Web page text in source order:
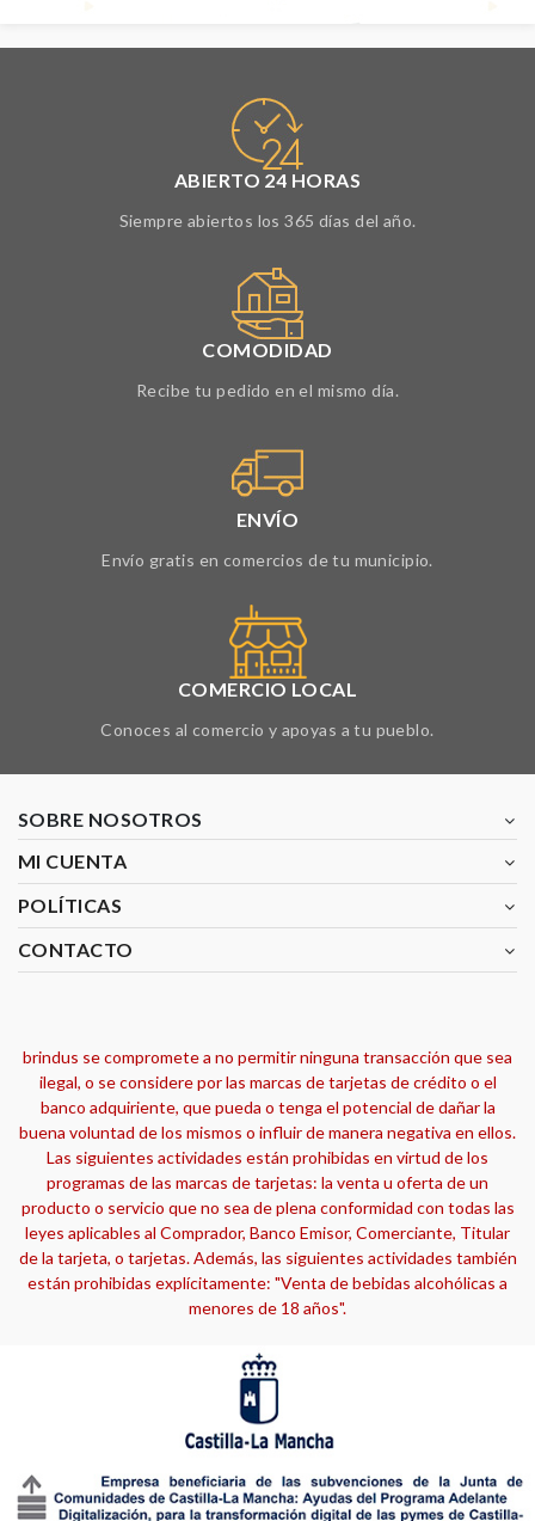
ABIERTO 24 HORAS
Siempre abiertos los 365 días del año.
COMODIDAD
Recibe tu pedido en el mismo día.
ENVÍO
Envío gratis en comercios de tu municipio.
COMERCIO LOCAL
Conoces al comercio y apoyas a tu pueblo.
SOBRE NOSOTROS
MI CUENTA
POLÍTICAS
CONTACTO
brindus se compromete a no permitir ninguna transacción que sea
ilegal, o se considere por las marcas de tarjetas de crédito o el
banco adquiriente, que pueda o tenga el potencial de dañar la
buena voluntad de los mismos o influir de manera negativa en ellos.
Las siguientes actividades están prohibidas en virtud de los
programas de las marcas de tarjetas: la venta u oferta de un
producto o servicio que no sea de plena conformidad con todas las
leyes aplicables al Comprador, Banco Emisor, Comerciante, Titular
de la tarjeta, o tarjetas. Además, las siguientes actividades también
están prohibidas explícitamente: "Venta de bebidas alcohólicas a
menores de 18 años".